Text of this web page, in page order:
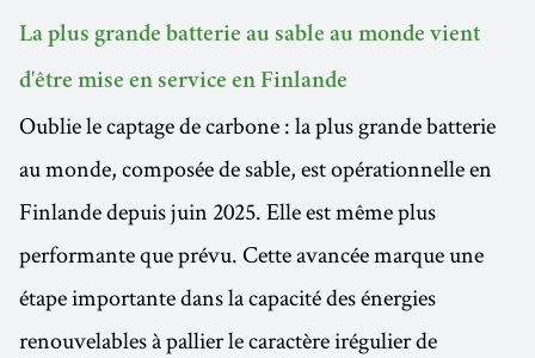
La plus grande batterie au sable au monde vient
d'être mise en service en Finlande
Oublie le captage de carbone : la plus grande batterie
au monde, composée de sable, est opérationnelle en
Finlande depuis juin 2025. Elle est même plus
performante que prévu. Cette avancée marque une
étape importante dans la capacité des énergies
renouvelables à pallier le caractère irégulier de